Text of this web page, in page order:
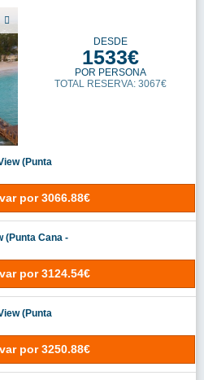
DESDE
1533€
POR PERSONA
TOTAL RESERVA: 3067€
(Punta
por 3066.88€
(Punta Cana -
por 3124.54€
(Punta
por 3250.88€